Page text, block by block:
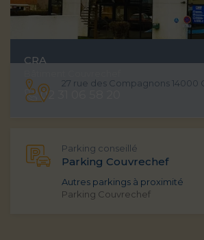
CRA
02 31 06 58 20
27 rue des Compagnons 14000
Parking conseillé
Parking Couvrechef
Autres parkings à proximité
Parking Couvrechef